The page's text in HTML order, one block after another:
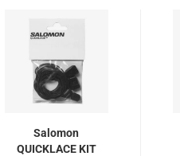
Salomon
QUICKLACE KIT